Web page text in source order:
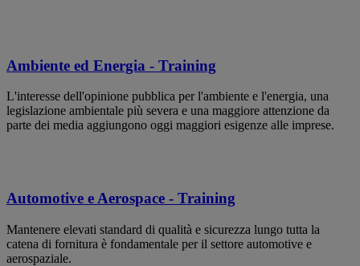
Ambiente ed Energia - Training
L'interesse dell'opinione pubblica per l'ambiente e l'energia, una
legislazione ambientale più severa e una maggiore attenzione da
parte dei media aggiungono oggi maggiori esigenze alle imprese.
Automotive e Aerospace - Training
Mantenere elevati standard di qualità e sicurezza lungo tutta la
catena di fornitura è fondamentale per il settore automotive e
aerospaziale.